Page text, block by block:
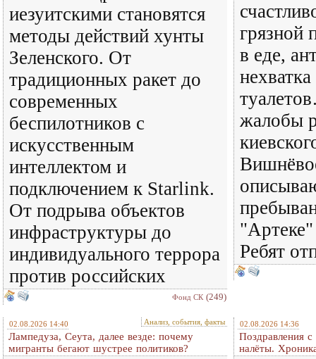
иезуитскими становятся
методы действий хунты
Зеленского. От
традиционных ракет до
современных
беспилотников с
искусственным
интеллектом и
подключением к Starlink.
От подрыва объектов
инфраструктуры до
индивидуального террора
против российских
Фонд СК (249)
грязной
в еде,
жалобы
"Артеке"
Ребят
02.08.2026 14:40 Анализ, события, факты
Лампедуза, Сеута, далее везде: почему
мигранты бегают шустрее политиков?
02.08.2026 14:36
Поздравления
налёты.